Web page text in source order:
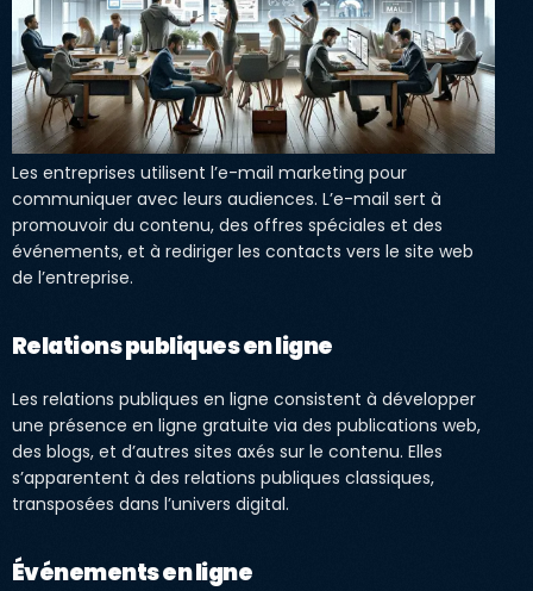
Les entreprises utilisent l’e-mail marketing pour
communiquer avec leurs audiences. L’e-mail sert à
promouvoir du contenu, des offres spéciales et des
événements, et à rediriger les contacts vers le site web
de l’entreprise.
Relations publiques en ligne
Les relations publiques en ligne consistent à développer
une présence en ligne gratuite via des publications web,
des blogs, et d’autres sites axés sur le contenu. Elles
s’apparentent à des relations publiques classiques,
transposées dans l’univers digital.
Événements en ligne